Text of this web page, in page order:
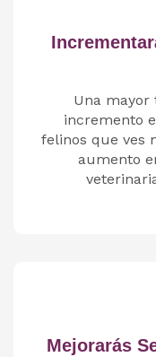
Una mayor
incremento
felinos que ves
aumento
Mejorarás